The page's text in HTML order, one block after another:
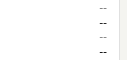
--
--
--
--